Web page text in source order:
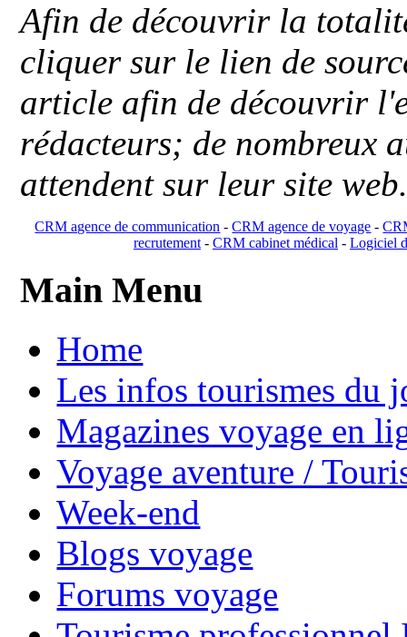
Afin de découvrir la
cliquer sur le lien de
article afin de découvrir
rédacteurs; de nombreux
attendent sur leur site
CRM agence de communication -CRM agence de voyage -
recrutement- CRM cabinet médical- Logiciel
Main Menu
Home
Les infos tourismes du
Magazines voyage en
Voyage aventure /
Week-end
Blogs voyage
Forums voyage